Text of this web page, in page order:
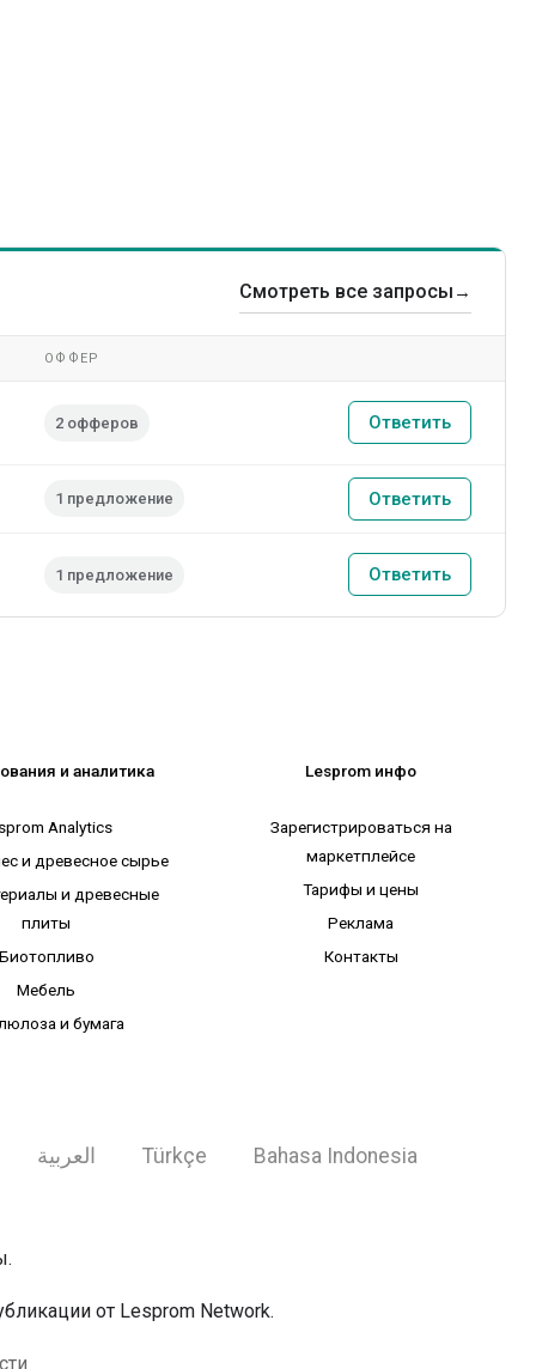
Смотреть все запросы →
ОФФЕР
2 офферов Ответить
1 предложение Ответить
1 предложение Ответить
и аналитика
Analytics
и древесное сырье
и древесные
плиты
Биотопливо
Мебель
и бумага
Lesprom инфо
Зарегистрироваться на
маркетплейсе
Тарифы и цены
Реклама
Контакты
العربية Türkçe Bahasa Indonesia
от Lesprom Network.